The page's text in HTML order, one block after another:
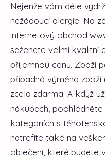
Nejenže vám déle
nežádoucí alergie. Na
internetový obchod
seženete velmi kvalitní
příjemnou cenu. Zboží
případná výměna
zcela zdarma. A když
nákupech,
kategoriích s
natrefíte také na
oblečení, které budete